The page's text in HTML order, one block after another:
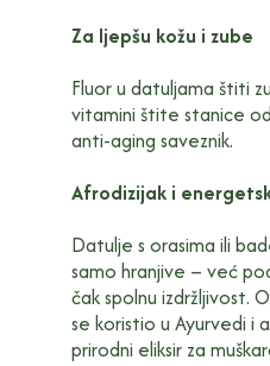
Za ljepšu kožu i zube
Fluor u datuljama štiti
vitamini štite stanice
anti-aging saveznik.
Afrodizijak i
Datulje s orasima ili
samo hranjive – već
čak spolnu izdržljivost.
se koristio u Ayurvedi i
prirodni eliksir za